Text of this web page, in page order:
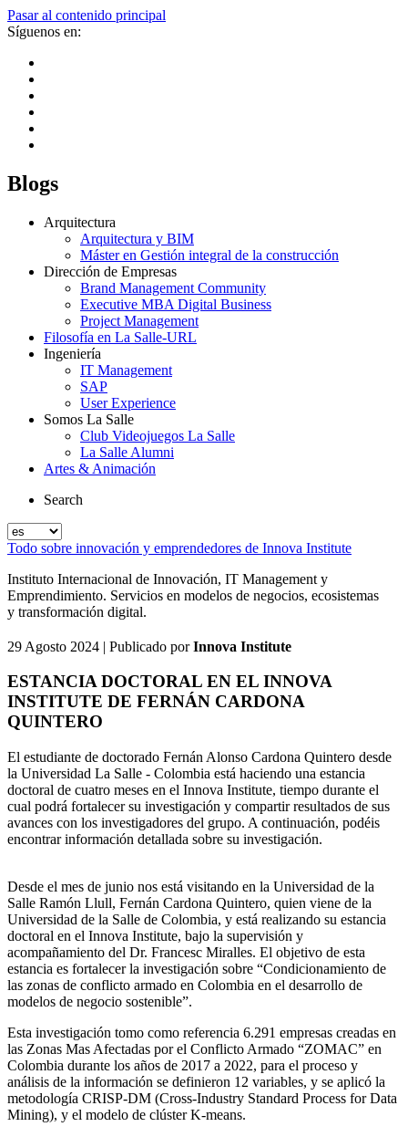
Pasar al contenido principal
Síguenos en:
Blogs
Arquitectura
Arquitectura y BIM
Máster en Gestión integral de la construcción
Dirección de Empresas
Brand Management Community
Executive MBA Digital Business
Project Management
Filosofía en La Salle-URL
Ingeniería
IT Management
SAP
User Experience
Somos La Salle
Club Videojuegos La Salle
La Salle Alumni
Artes & Animación
Search
Todo sobre innovación y emprendedores de Innova Institute
Instituto Internacional de Innovación, IT Management y
Emprendimiento. Servicios en modelos de negocios, ecosistemas
y transformación digital.
29 Agosto 2024 | Publicado porInnova Institute
ESTANCIA DOCTORAL EN EL INNOVA
INSTITUTE DE FERNÁN CARDONA
QUINTERO
El estudiante de doctorado Fernán Alonso Cardona Quintero desde
la Universidad La Salle - Colombia está haciendo una estancia
doctoral de cuatro meses en el Innova Institute, tiempo durante el
cual podrá fortalecer su investigación y compartir resultados de sus
avances con los investigadores del grupo. A continuación, podéis
encontrar información detallada sobre su investigación.
Desde el mes de junio nos está visitando en la Universidad de la
Salle Ramón Llull, Fernán Cardona Quintero, quien viene de la
Universidad de la Salle de Colombia, y está realizando su estancia
doctoral en el Innova Institute, bajo la supervisión y
acompañamiento del Dr. Francesc Miralles. El objetivo de esta
estancia es fortalecer la investigación sobre “Condicionamiento de
las zonas de conflicto armado en Colombia en el desarrollo de
modelos de negocio sostenible”.
Esta investigación tomo como referencia 6.291 empresas creadas en
las Zonas Mas Afectadas por el Conflicto Armado “ZOMAC” en
Colombia durante los años de 2017 a 2022, para el proceso y
análisis de la información se definieron 12 variables, y se aplicó la
metodología CRISP-DM (Cross-Industry Standard Process for Data
Mining), y el modelo de clúster K-means.